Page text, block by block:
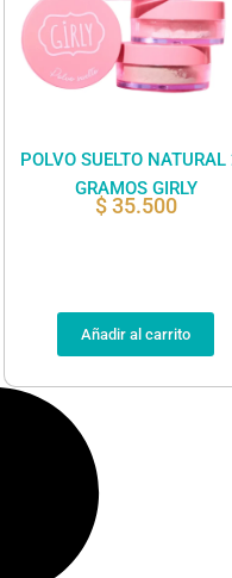
POLVO SUELTO NATURAL
GRAMOS GIRLY
$35.500
Añadir al carrito